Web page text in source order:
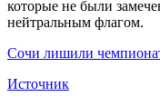
которые не были
нейтральным флагом.
Сочи лишили
Источник